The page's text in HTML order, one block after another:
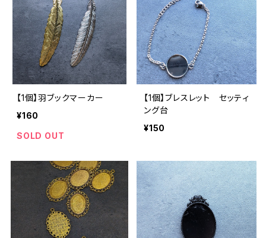
【1個】羽ブックマーカー
¥160
SOLD OUT
【1個】ブレスレット セッティ
ング台
¥150